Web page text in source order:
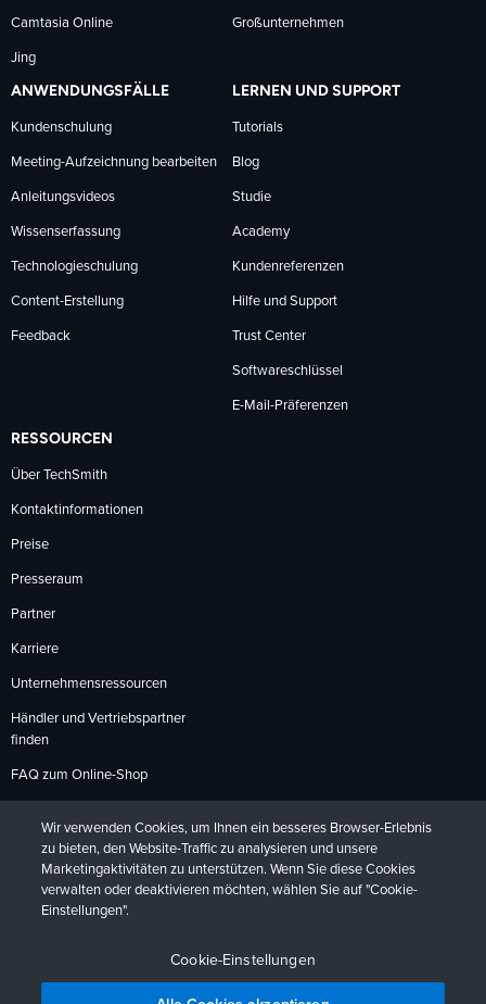
Camtasia Online
Jing
Großunternehmen
ANWENDUNGSFÄLLE
Kundenschulung
Meeting-Aufzeichnung bearbeiten
Anleitungsvideos
Wissenserfassung
Technologieschulung
Content-Erstellung
Feedback
LERNEN UND SUPPORT
Tutorials
Blog
Studie
Academy
Kundenreferenzen
Hilfe und Support
Trust Center
Softwareschlüssel
E-Mail-Präferenzen
RESSOURCEN
Über TechSmith
Kontaktinformationen
Preise
Presseraum
Partner
Karriere
Unternehmensressourcen
Händler und Vertriebspartner
finden
FAQ zum Online-Shop
Rückgabebedingungen
DeutschFrançaisEspañol日本語
Wir verwenden Cookies, um Ihnen ein besseres Browser-Erlebnis
zu bieten, den Website-Traffic zu analysieren und unsere
Marketingaktivitäten zu unterstützen. Wenn Sie diese Cookies
verwalten oder deaktivieren möchten, wählen Sie auf "Cookie-
Einstellungen".
Cookie-Einstellungen